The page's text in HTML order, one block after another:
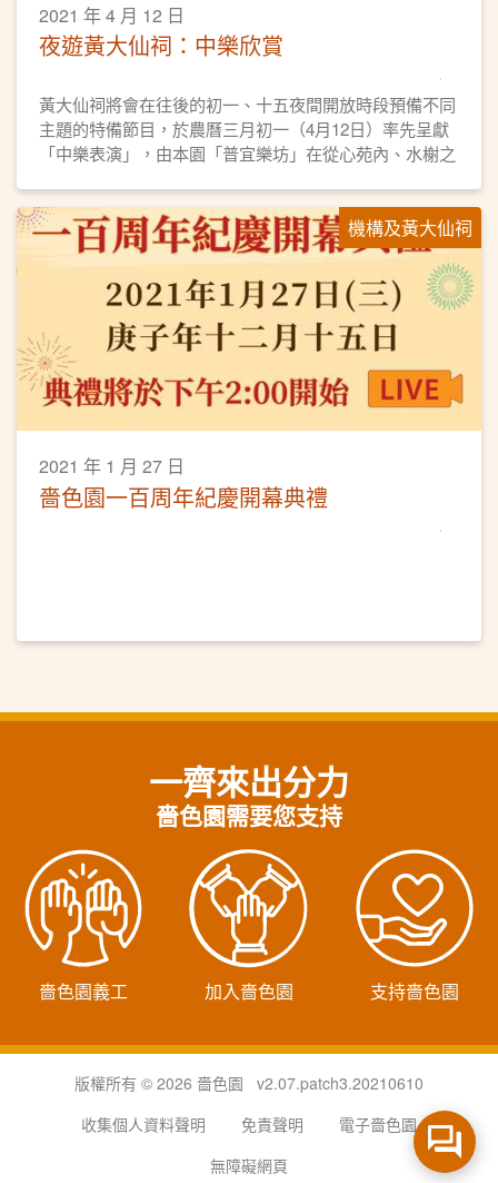
2021 年 4 月 12 日
夜遊黃大仙祠：中樂欣賞
黃大仙祠將會在往後的初一、十五夜間開放時段預備不同
主題的特備節目，於農曆三月初一（4月12日）率先呈獻
「中樂表演」，由本園「普宜樂坊」在從心苑內、水榭之
機構及黃大仙祠
2021 年 1 月 27 日
嗇色園一百周年紀慶開幕典禮
一齊來出分力
嗇色園需要您支持
嗇色園義工 加入嗇色園 支持嗇色園
版權所有 © 2026 嗇色園 v2.07.patch3.20210610
收集個人資料聲明
免責聲明
電子嗇色園
無障礙網頁